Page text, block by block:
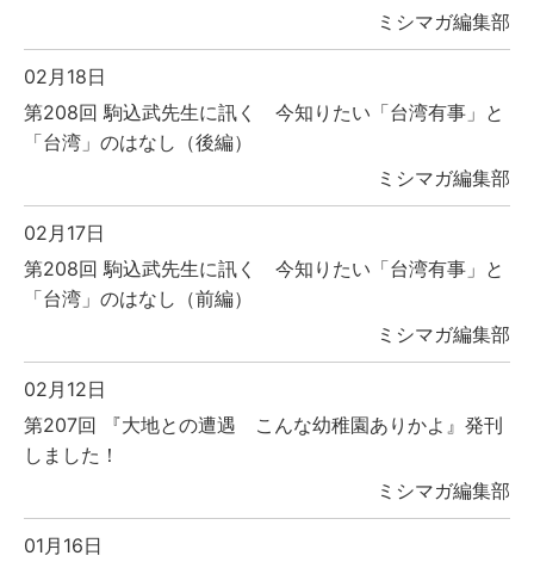
ミシマガ編集部
02月18日
第208回 駒込武先生に訊く 今知りたい「台湾有事」と
「台湾」のはなし（後編）
ミシマガ編集部
02月17日
第208回 駒込武先生に訊く 今知りたい「台湾有事」と
「台湾」のはなし（前編）
ミシマガ編集部
02月12日
第207回 『大地との遭遇 こんな幼稚園ありかよ』発刊
しました！
ミシマガ編集部
01月16日